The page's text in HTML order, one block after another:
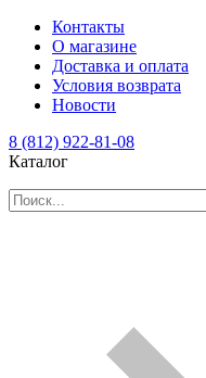
Контакты
О магазине
Доставка и оплата
Условия возврата
Новости
8 (812) 922-81-08
Каталог